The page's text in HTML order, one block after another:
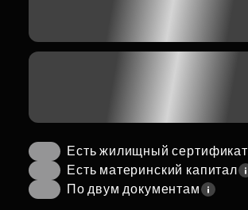
Есть жилищный сертификат
Есть материнский капитал
По двум документам